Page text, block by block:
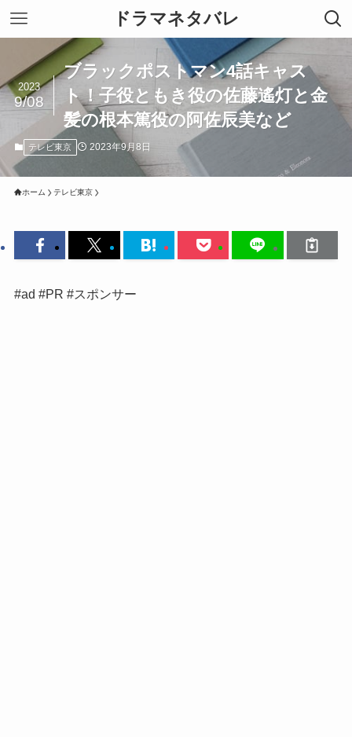
ドラマネタバレ
ブラックポストマン4話キャス
ト！子役ともき役の佐藤遙灯と金
髪の根本篤役の阿佐辰美など
2023
9/08
テレビ東京 2023年9月8日
ホーム テレビ東京
#ad #PR #スポンサー